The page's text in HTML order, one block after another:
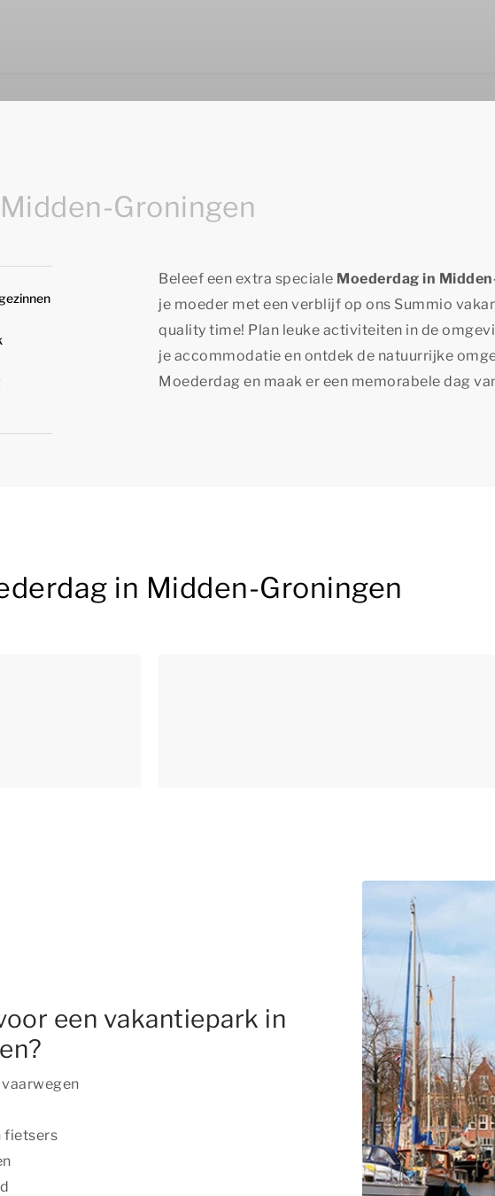
Groningen
Beleef een extra speciale Moederdag in
je moeder met een verblijf op ons Summio
quality time! Plan leuke activiteiten in de
je accommodatie en ontdek de natuurrijke
Moederdag en maak er een memorabele dag
in Midden-Groningen
een vakantiepark in
fietsers